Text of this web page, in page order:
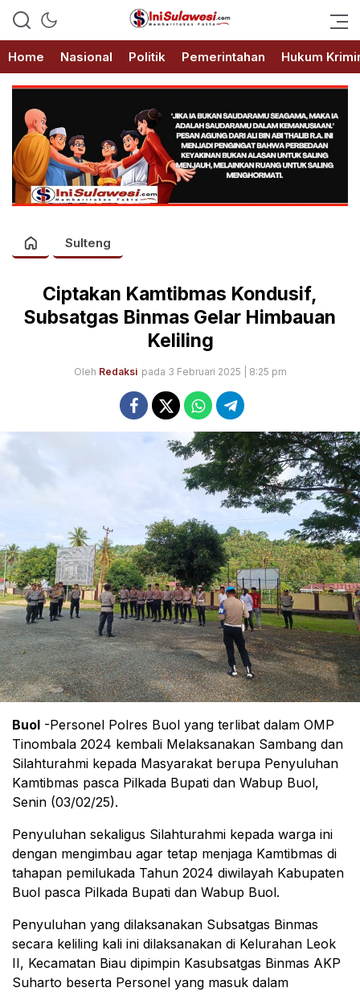
IniSulawesi.com
Memberitakan Fakta
Home
Nasional Politik Pemerintahan Hukum
Sulteng
Ciptakan Kamtibmas Kondusif,
Subsatgas Binmas Gelar Himbauan
Keliling
Oleh Redaksi pada 3 Februari 2025 | 8:25 pm
Buol -Personel Polres Buol yang terlibat dalam OMP
Tinombala 2024 kembali Melaksanakan Sambang dan
Silahturahmi kepada Masyarakat berupa Penyuluhan
Kamtibmas pasca Pilkada Bupati dan Wabup Buol,
Senin (03/02/25).
Penyuluhan sekaligus Silahturahmi kepada warga ini
dengan mengimbau agar tetap menjaga Kamtibmas di
tahapan pemilukada Tahun 2024 diwilayah Kabupaten
Buol pasca Pilkada Bupati dan Wabup Buol.
Penyuluhan yang dilaksanakan Subsatgas Binmas
secara keliling kali ini dilaksanakan di Kelurahan Leok
II, Kecamatan Biau dipimpin Kasubsatgas Binmas AKP
Suharto beserta Personel yang masuk dalam